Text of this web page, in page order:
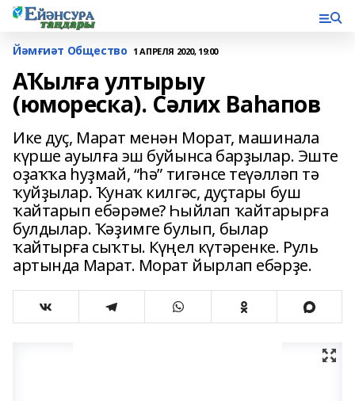
Йәмғиәт Общество 1 АПРЕЛЯ 2020, 19:00
АҠылға ултырыу
(юмореска). Сәлих Ваһапов
Ике дуҫ, Марат менән Морат, машинала
күрше ауылға эш буйынса барҙылар. Эште
оҙаҡҡа һуҙмай, “һә” тигәнсе теүәлләп тә
ҡуйҙылар. Ҡунаҡ килгәс, дуҫтары буш
ҡайтарып ебәрәме? Һыйлап ҡайтарырға
булдылар. Ҡәҙимге булып, былар
ҡайтырға сыҡты. Күңел күтәренке. Руль
артында Марат. Морат йырлап ебәрҙе.